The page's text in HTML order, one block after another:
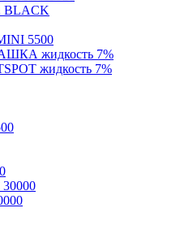
BLACK
5500
жидкость 7%
жидкость 7%